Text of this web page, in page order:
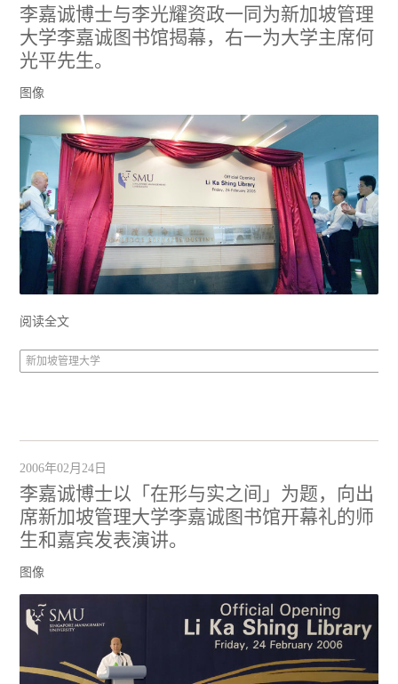
李嘉诚博士与李光耀资政一同为新加坡管理
大学李嘉诚图书馆揭幕，右一为大学主席何
光平先生。
图像
阅读全文
新加坡管理大学
2006年02月24日
李嘉诚博士以「在形与实之间」为题，向出
席新加坡管理大学李嘉诚图书馆开幕礼的师
生和嘉宾发表演讲。
图像